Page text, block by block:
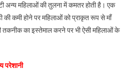
अन्य महिलाओं की तुलना में कमतर होती है। एक
की कमी होने पर महिलाओं को प्राकृत रूप से माँ
तकनीक का इस्तेमाल करने पर भी ऐसी महिलाओं के
परेशानी